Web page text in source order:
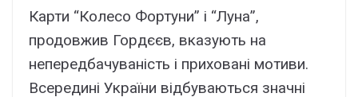
Карти “Колесо Фортуни” і “Луна”,
продовжив Гордєєв, вказують на
непередбачуваність і приховані мотиви.
Всередині України відбуваються значні